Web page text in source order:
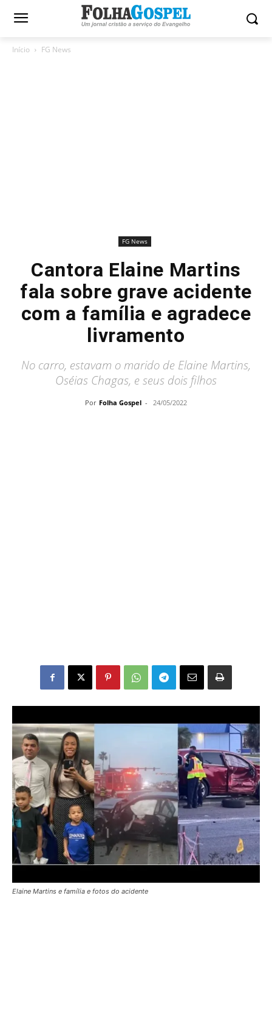
Início FG News
FG News
Cantora Elaine Martins
fala sobre grave acidente
com a família e agradece
livramento
No carro, estavam o marido de Elaine Martins,
Oséias Chagas, e seus dois filhos
Por Folha Gospel - 24/05/2022
Elaine Martins e família e fotos do acidente